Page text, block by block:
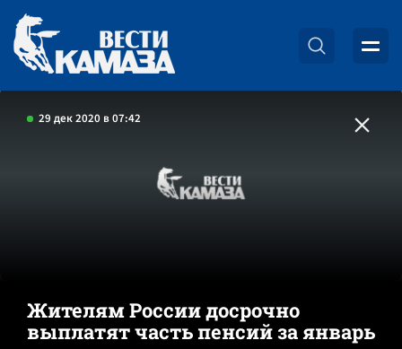
29 дек 2020 в 07:42
Жителям России досрочно
выплатят часть пенсий за январь